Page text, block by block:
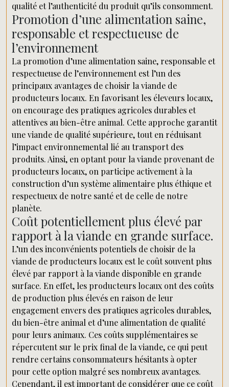
qualité et l’authenticité du produit qu’ils consomment.
Promotion d’une alimentation saine,
responsable et respectueuse de
l’environnement
La promotion d’une alimentation saine, responsable et
respectueuse de l’environnement est l’un des
principaux avantages de choisir la viande de
producteurs locaux. En favorisant les éleveurs locaux,
on encourage des pratiques agricoles durables et
attentives au bien-être animal. Cette approche garantit
une viande de qualité supérieure, tout en réduisant
l’impact environnemental lié au transport des
produits. Ainsi, en optant pour la viande provenant de
producteurs locaux, on participe activement à la
construction d’un système alimentaire plus éthique et
respectueux de notre santé et de celle de notre
planète.
Coût potentiellement plus élevé par
rapport à la viande en grande surface.
L’un des inconvénients potentiels de choisir de la
viande de producteurs locaux est le coût souvent plus
élevé par rapport à la viande disponible en grande
surface. En effet, les producteurs locaux ont des coûts
de production plus élevés en raison de leur
engagement envers des pratiques agricoles durables,
du bien-être animal et d’une alimentation de qualité
pour leurs animaux. Ces coûts supplémentaires se
répercutent sur le prix final de la viande, ce qui peut
rendre certains consommateurs hésitants à opter
pour cette option malgré ses nombreux avantages.
Cependant, il est important de considérer que ce coût